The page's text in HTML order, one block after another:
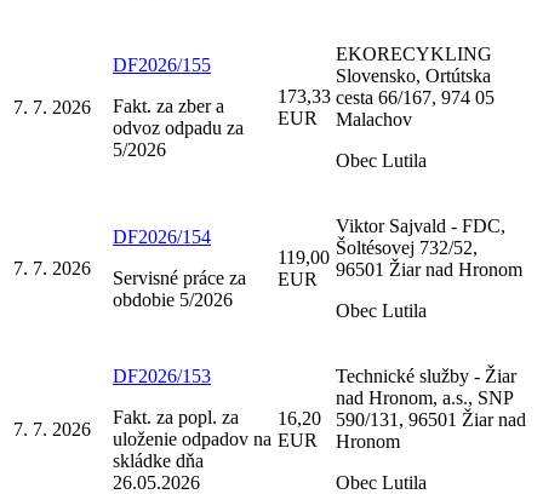
7. 7. 2026
DF2026/155
Fakt. za zber a
odvoz odpadu za
5/2026
173,33
EUR
EKORECYKLING
Slovensko, Ortútska
cesta 66/167, 974 05
Malachov
Obec Lutila
7. 7. 2026
DF2026/154
Servisné práce za
obdobie 5/2026
119,00
EUR
Viktor Sajvald - FDC,
Šoltésovej 732/52,
96501 Žiar nad Hronom
Obec Lutila
7. 7. 2026
DF2026/153
Fakt. za popl. za
uloženie odpadov na
skládke dňa
26.05.2026
16,20
EUR
Technické služby - Žiar
nad Hronom, a.s., SNP
590/131, 96501 Žiar nad
Hronom
Obec Lutila